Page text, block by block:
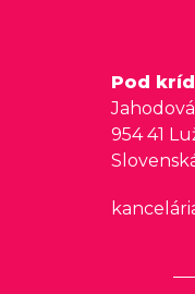
Pod
954 41